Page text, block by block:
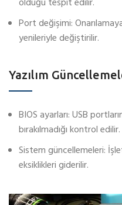
olduğu tespit edilir.
Port değişimi:
yenileriyle değiştirilir.
Yazılım
BIOS ayarları: USB
bırakılmadığı kontrol
Sistem güncellemeleri:
eksiklikleri giderilir.